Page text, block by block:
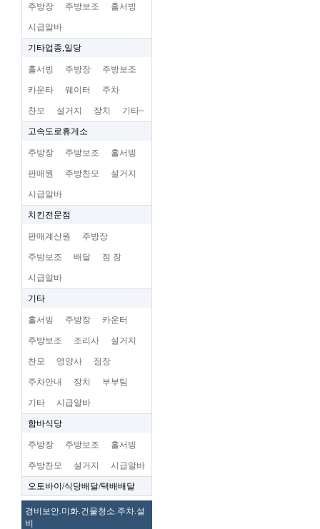
주방장 주방보조 홀서빙
시급알바
기타업종,일당
홀서빙 주방장 주방보조
카운타 웨이터 주차
찬모 설거지 장치 기타~
고속도로휴게소
주방장 주방보조 홀서빙
판매원 주방찬모 설거지
시급알바
치킨전문점
판매계산원 주방장
주방보조 배달 점 장
시급알바
기타
홀서빙 주방장 카운터
주방보조 조리사 설거지
찬모 영양사 점장
주차안내 장치 부부팀
기타 시급알바
함바식당
주방장 주방보조 홀서빙
주방찬모 설거지 시급알바
오토바이/식당배달/택배배달
경비보안.미화.건물청소.주차.설
비